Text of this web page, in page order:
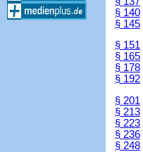
§ 140
§ 145
§ 151
§ 165
§ 178
§ 192
§ 201
§ 213
§ 223
§ 236
§ 248